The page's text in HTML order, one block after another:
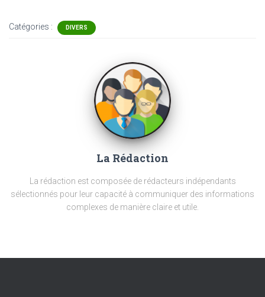
Catégories : DIVERS
La Rédaction
La rédaction est composée de rédacteurs indépendants
sélectionnés pour leur capacité à communiquer des informations
complexes de manière claire et utile.